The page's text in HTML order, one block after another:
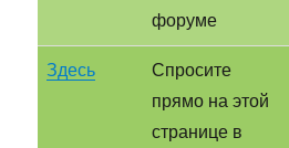
форуме
Здесь
Спросите
прямо на этой
странице в